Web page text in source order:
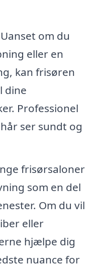
Uanset om du
eller en
kan frisøren
dine
Professionel
ser sundt og
frisørsaloner
som en del
Om du vil
eller
hjælpe dig
nuance for